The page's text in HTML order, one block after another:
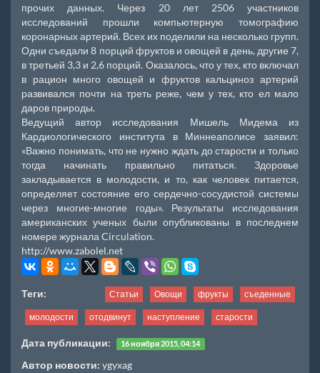
прочих данных. Через 20 лет 2506 участников
исследований прошли компьютерную томографию
коронарных артерий. Всех их поделили на несколько групп.
Одни съедали 8 порций фруктов и овощей в день, другие 7,
в третьей 3,3 и 2,6 порций. Оказалось, что у тех, кто включал
в рацион много овощей и фруктов кальциноз артерий
развивался почти на треть реже, чем у тех, кто ел мало
даров природы.
Ведущий автор исследования Мишель Мидема из
Кардиологического института в Миннеаполисе заявил:
«Важно понимать, что не нужно ждать до старости и только
тогда начинать правильно питаться. Здоровье
закладывается в молодости, и то, как человек питается,
определяет состояние его сердечно-сосудистой системы
через многие-многие годы». Результаты исследования
американских ученых были опубликованы в последнем
номере журнала Circulation.
http://www.zabolel.net
Теги: Статьи Овощи фрукты съеденные
молодости отодвинут наступление старости
Дата публикации: 16 ноября 2015, 04:14
Автор новости: ygyxag